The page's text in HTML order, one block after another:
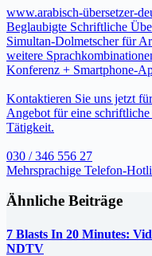
www.arabisch-übersetzer-
Beglaubigte Schriftliche
Simultan-Dolmetscher für
weitere
Konferenz + Smartphone-
Kontaktieren Sie uns jetzt
Angebot für eine
Tätigkeit.
030 / 346 556 27
Mehrsprachige Telefon-
Ähnliche Beiträge
7 Blasts In 20 Minutes:
NDTV